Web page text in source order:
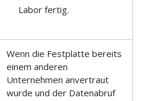
Labor fertig.
Wenn die Festplatte bereits
einem anderen
Unternehmen anvertraut
wurde und der Datenabruf